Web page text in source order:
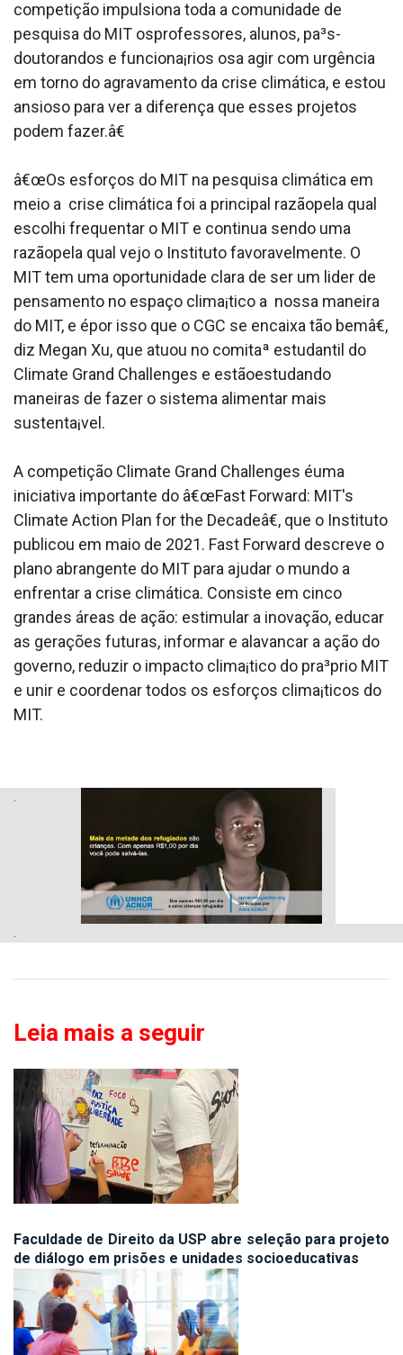
competição impulsiona toda a comunidade de
pesquisa do MIT osprofessores, alunos, pa³s-
doutorandos e funciona¡rios osa agir com urgência
em torno do agravamento da crise climática, e estou
ansioso para ver a diferença que esses projetos
podem fazer.â€
â€œOs esforços do MIT na pesquisa climática em
meio a crise climática foi a principal razãopela qual
escolhi frequentar o MIT e continua sendo uma
razãopela qual vejo o Instituto favoravelmente. O
MIT tem uma oportunidade clara de ser um lider de
pensamento no espaço clima¡tico a nossa maneira
do MIT, e épor isso que o CGC se encaixa tão bemâ€,
diz Megan Xu, que atuou no comitaª estudantil do
Climate Grand Challenges e estãoestudando
maneiras de fazer o sistema alimentar mais
sustenta¡vel.
A competição Climate Grand Challenges éuma
iniciativa importante do â€œFast Forward: MIT's
Climate Action Plan for the Decadeâ€, que o Instituto
publicou em maio de 2021. Fast Forward descreve o
plano abrangente do MIT para ajudar o mundo a
enfrentar a crise climática. Consiste em cinco
grandes áreas de ação: estimular a inovação, educar
as gerações futuras, informar e alavancar a ação do
governo, reduzir o impacto clima¡tico do pra³prio MIT
e unir e coordenar todos os esforços clima¡ticos do
MIT.
.
.
Leia mais a seguir
Faculdade de Direito da USP abre seleção para projeto
de diálogo em prisões e unidades socioeducativas